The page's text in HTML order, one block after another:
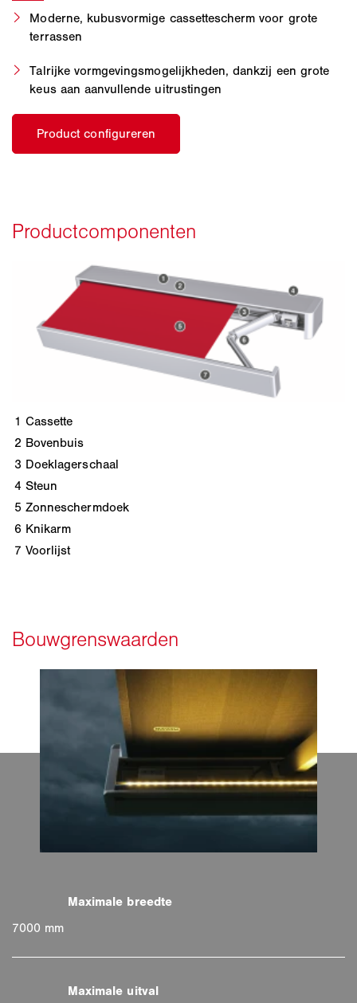
Moderne, kubusvormige cassettescherm voor grote
terrassen
Talrijke vormgevingsmogelijkheden, dankzij een grote
keus aan aanvullende uitrustingen
1 Cassette
2 Bovenbuis
3 Doeklagerschaal
4 Steun
5 Zonneschermdoek
6 Knikarm
7 Voorlijst
7000 mm